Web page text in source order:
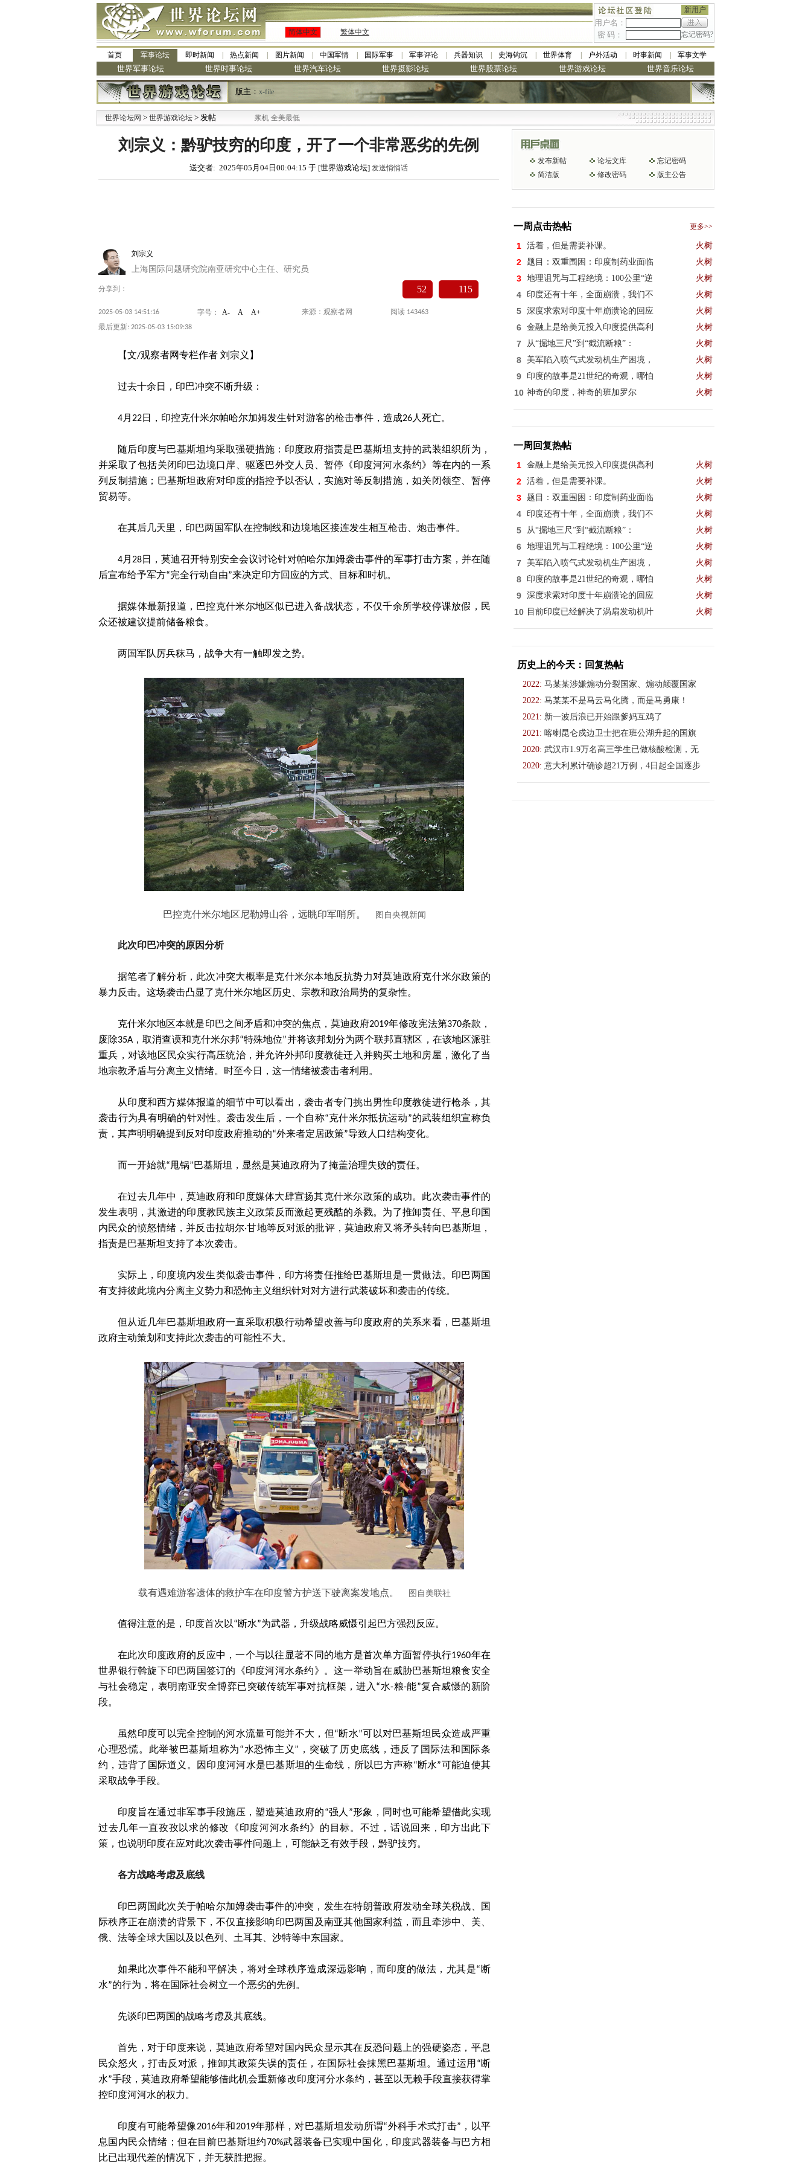
新用户
用户名：
密 码：
忘记密码?
简体中文 繁体中文
首页 军事论坛 即时新闻 热点新闻 图片新闻 中国军情 国际军事 军事评论 兵器知识 史海钩沉 世界体育 户外活动 时事新闻 军事文学
世界军事论坛 世界时事论坛 世界汽车论坛 世界摄影论坛 世界股票论坛 世界游戏论坛 世界音乐论坛
版主： x-file
世界论坛网 > 世界游戏论坛 > 发帖
· 九阳全新免清洗型豆浆机 全美最低
刘宗义：黔驴技穷的印度，开了一个非常恶劣的先例
送交者: 2025年05月04日00:04:15 于 [世界游戏论坛] 发送悄悄话
刘宗义
上海国际问题研究院南亚研究中心主任、研究员
分享到： 52 115
2025-05-03 14:51:16 字号： A- A A+ 来源：观察者网 阅读 143463
最后更新: 2025-05-03 15:09:38
【文/观察者网专栏作者 刘宗义】
过去十余日，印巴冲突不断升级：
4月22日，印控克什米尔帕哈尔加姆发生针对游客的枪击事件，造成26人死亡。
随后印度与巴基斯坦均采取强硬措施：印度政府指责是巴基斯坦支持的武装组织所为，
并采取了包括关闭印巴边境口岸、驱逐巴外交人员、暂停《印度河河水条约》等在内的一系
列反制措施；巴基斯坦政府对印度的指控予以否认，实施对等反制措施，如关闭领空、暂停
贸易等。
在其后几天里，印巴两国军队在控制线和边境地区接连发生相互枪击、炮击事件。
4月28日，莫迪召开特别安全会议讨论针对帕哈尔加姆袭击事件的军事打击方案，并在随
后宣布给予军方“完全行动自由”来决定印方回应的方式、目标和时机。
据媒体最新报道，巴控克什米尔地区似已进入备战状态，不仅千余所学校停课放假，民
众还被建议提前储备粮食。
两国军队厉兵秣马，战争大有一触即发之势。
巴控克什米尔地区尼勒姆山谷，远眺印军哨所。 图自央视新闻
此次印巴冲突的原因分析
据笔者了解分析，此次冲突大概率是克什米尔本地反抗势力对莫迪政府克什米尔政策的
暴力反击。这场袭击凸显了克什米尔地区历史、宗教和政治局势的复杂性。
克什米尔地区本就是印巴之间矛盾和冲突的焦点，莫迪政府2019年修改宪法第370条款，
废除35A，取消查谟和克什米尔邦“特殊地位”并将该邦划分为两个联邦直辖区，在该地区派驻
重兵，对该地区民众实行高压统治，并允许外邦印度教徒迁入并购买土地和房屋，激化了当
地宗教矛盾与分离主义情绪。时至今日，这一情绪被袭击者利用。
从印度和西方媒体报道的细节中可以看出，袭击者专门挑出男性印度教徒进行枪杀，其
袭击行为具有明确的针对性。袭击发生后，一个自称“克什米尔抵抗运动”的武装组织宣称负
责，其声明明确提到反对印度政府推动的“外来者定居政策”导致人口结构变化。
而一开始就“甩锅”巴基斯坦，显然是莫迪政府为了掩盖治理失败的责任。
在过去几年中，莫迪政府和印度媒体大肆宣扬其克什米尔政策的成功。此次袭击事件的
发生表明，其激进的印度教民族主义政策反而激起更残酷的杀戮。为了推卸责任、平息印国
内民众的愤怒情绪，并反击拉胡尔·甘地等反对派的批评，莫迪政府又将矛头转向巴基斯坦，
指责是巴基斯坦支持了本次袭击。
实际上，印度境内发生类似袭击事件，印方将责任推给巴基斯坦是一贯做法。印巴两国
有支持彼此境内分离主义势力和恐怖主义组织针对对方进行武装破坏和袭击的传统。
但从近几年巴基斯坦政府一直采取积极行动希望改善与印度政府的关系来看，巴基斯坦
政府主动策划和支持此次袭击的可能性不大。
载有遇难游客遗体的救护车在印度警方护送下驶离案发地点。 图自美联社
值得注意的是，印度首次以“断水”为武器，升级战略威慑引起巴方强烈反应。
在此次印度政府的反应中，一个与以往显著不同的地方是首次单方面暂停执行1960年在
世界银行斡旋下印巴两国签订的《印度河河水条约》。这一举动旨在威胁巴基斯坦粮食安全
与社会稳定，表明南亚安全博弈已突破传统军事对抗框架，进入“水-粮-能”复合威慑的新阶
段。
虽然印度可以完全控制的河水流量可能并不大，但“断水”可以对巴基斯坦民众造成严重
心理恐慌。此举被巴基斯坦称为“水恐怖主义”，突破了历史底线，违反了国际法和国际条
约，违背了国际道义。因印度河河水是巴基斯坦的生命线，所以巴方声称“断水”可能迫使其
采取战争手段。
印度旨在通过非军事手段施压，塑造莫迪政府的“强人”形象，同时也可能希望借此实现
过去几年一直孜孜以求的修改《印度河河水条约》的目标。不过，话说回来，印方出此下
策，也说明印度在应对此次袭击事件问题上，可能缺乏有效手段，黔驴技穷。
各方战略考虑及底线
印巴两国此次关于帕哈尔加姆袭击事件的冲突，发生在特朗普政府发动全球关税战、国
际秩序正在崩溃的背景下，不仅直接影响印巴两国及南亚其他国家利益，而且牵涉中、美、
俄、法等全球大国以及以色列、土耳其、沙特等中东国家。
如果此次事件不能和平解决，将对全球秩序造成深远影响，而印度的做法，尤其是“断
水”的行为，将在国际社会树立一个恶劣的先例。
先谈印巴两国的战略考虑及其底线。
首先，对于印度来说，莫迪政府希望对国内民众显示其在反恐问题上的强硬姿态，平息
民众怒火，打击反对派，推卸其政策失误的责任，在国际社会抹黑巴基斯坦。通过运用“断
水”手段，莫迪政府希望能够借此机会重新修改印度河分水条约，甚至以无赖手段直接获得掌
控印度河河水的权力。
印度有可能希望像2016年和2019年那样，对巴基斯坦发动所谓“外科手术式打击”，以平
息国内民众情绪；但在目前巴基斯坦约70%武器装备已实现中国化，印度武器装备与巴方相
比已出现代差的情况下，并无获胜把握。
发布新帖 论坛文库
忘记密码
简洁版
修改密码 版主公告
一周点击热帖 更多>>
1 活着，但是需要补课。 火树
2 题目：双重围困：印度制药业面临 火树
3 地理诅咒与工程绝境：100公里“逆 火树
4 印度还有十年，全面崩溃，我们不 火树
5 深度求索对印度十年崩溃论的回应 火树
6 金融上是给美元投入印度提供高利 火树
7 从“掘地三尺”到“截流断粮”： 火树
8 美军陷入喷气式发动机生产困境， 火树
9 印度的故事是21世纪的奇观，哪怕 火树
10 神奇的印度，神奇的班加罗尔 火树
一周回复热帖
1 金融上是给美元投入印度提供高利 火树
2 活着，但是需要补课。 火树
3 题目：双重围困：印度制药业面临 火树
4 印度还有十年，全面崩溃，我们不 火树
5 从“掘地三尺”到“截流断粮”： 火树
6 地理诅咒与工程绝境：100公里“逆 火树
7 美军陷入喷气式发动机生产困境， 火树
8 印度的故事是21世纪的奇观，哪怕 火树
9 深度求索对印度十年崩溃论的回应 火树
10 目前印度已经解决了涡扇发动机叶 火树
历史上的今天：回复热帖
2022: 马某某涉嫌煽动分裂国家、煽动颠覆国家
2022: 马某某不是马云马化腾，而是马勇康！
2021: 新一波后浪已开始跟爹妈互鸡了
2021: 喀喇昆仑戍边卫士把在班公湖升起的国旗
2020: 武汉市1.9万名高三学生已做核酸检测，无
2020: 意大利累计确诊超21万例，4日起全国逐步